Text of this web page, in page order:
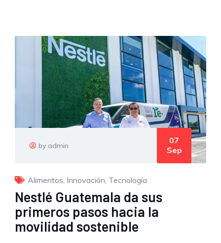
by admin
07
Sep
Alimentos Innovación Tecnología
Nestlé Guatemala da sus
primeros pasos hacia la
movilidad sostenible